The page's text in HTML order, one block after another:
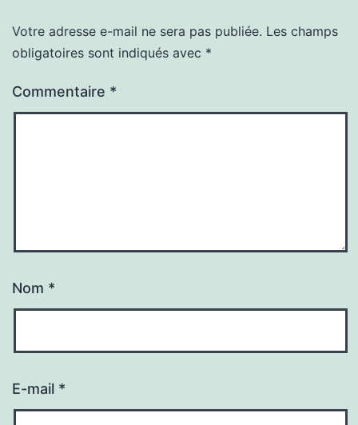
Votre adresse e-mail ne sera pas publiée. Les champs
obligatoires sont indiqués avec *
Commentaire *
Nom *
E-mail *